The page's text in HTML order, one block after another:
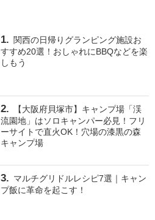
関西の日帰りグランピング施設お
すすめ20選！おしゃれにBBQなどを楽
しもう
【大阪府貝塚市】キャンプ場「渓
流園地」はソロキャンパー必見！フリ
ーサイトで直火OK！穴場の漆黒の森
キャンプ場
マルチグリドルレシピ7選｜キャン
プ飯に革命を起こす！